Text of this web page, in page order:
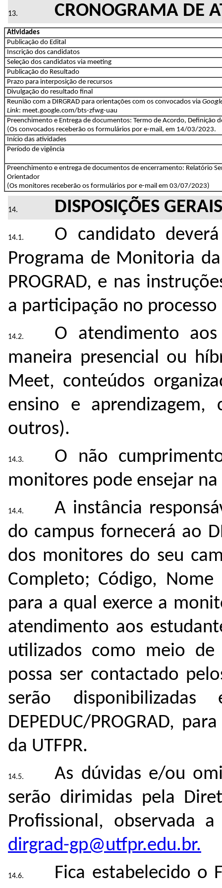
CRONOGRAMA DE
Atividades
Publicação do Edital
Inscrição dos candidatos
Seleção dos candidatos via meeting
Publicação do Resultado
Prazo para interposição de recursos
Divulgação do resultado final
Reunião com a DIRGRAD para orientações com os convocados via
Link: meet.google.com/bts-zfwg-uau
Preenchimento e Entrega de documentos: Termo de Acordo, Definição
(Os convocados receberão os formulários por e-mail, em 14/03/2023.
Início das atividades
Período de vigência
Preenchimento e entrega de documentos de encerramento: Relatório
Orientador
(Os monitores receberão os formulários por e-mail em 03/07/2023)
DISPOSIÇÕES
O candidato
Programa de Monitoria
PROGRAD, e nas
a participação no
O atendimento
maneira presencial ou
Meet, conteúdos
ensino e
outros).
O não
monitores pode ensejar na
A instância
do campus fornecerá ao
dos monitores do seu
Completo; Código,
para a qual exerce a
atendimento aos
utilizados como meio
possa ser contactado
serão
DEPEDUC/PROGRAD,
da UTFPR.
As dúvidas e/ou
serão dirimidas pela
Profissional, observada
dirgrad-gp@utfpr.edu.br.
Fica estabelecido o